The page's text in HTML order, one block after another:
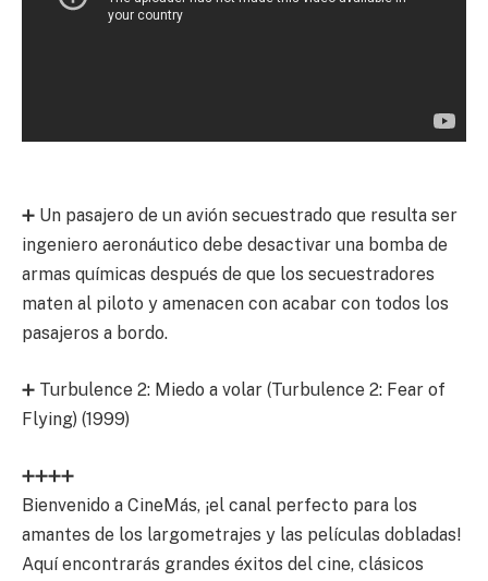
➕ Un pasajero de un avión secuestrado que resulta ser
ingeniero aeronáutico debe desactivar una bomba de
armas químicas después de que los secuestradores
maten al piloto y amenacen con acabar con todos los
pasajeros a bordo.
➕ Turbulence 2: Miedo a volar (Turbulence 2: Fear of
Flying) (1999)
➕➕➕➕
Bienvenido a CineMás, ¡el canal perfecto para los
amantes de los largometrajes y las películas dobladas!
Aquí encontrarás grandes éxitos del cine, clásicos